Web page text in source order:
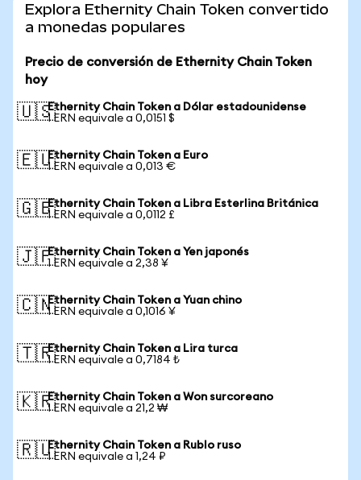
Explora Ethernity Chain Token convertido
a monedas populares
Precio de conversión de Ethernity Chain Token
hoy
🇺🇸Ethernity Chain Token a Dólar estadounidense
1 ERN equivale a 0,0151 $
🇪🇺Ethernity Chain Token a Euro
1 ERN equivale a 0,013 €
🇬🇧Ethernity Chain Token a Libra Esterlina Británica
1 ERN equivale a 0,0112 £
🇯🇵Ethernity Chain Token a Yen japonés
1 ERN equivale a 2,38 ¥
🇨🇳Ethernity Chain Token a Yuan chino
1 ERN equivale a 0,1016 ¥
🇹🇷Ethernity Chain Token a Lira turca
1 ERN equivale a 0,7184 ₺
🇰🇷Ethernity Chain Token a Won surcoreano
1 ERN equivale a 21,2 ₩
🇷🇺Ethernity Chain Token a Rublo ruso
1 ERN equivale a 1,24 ₽